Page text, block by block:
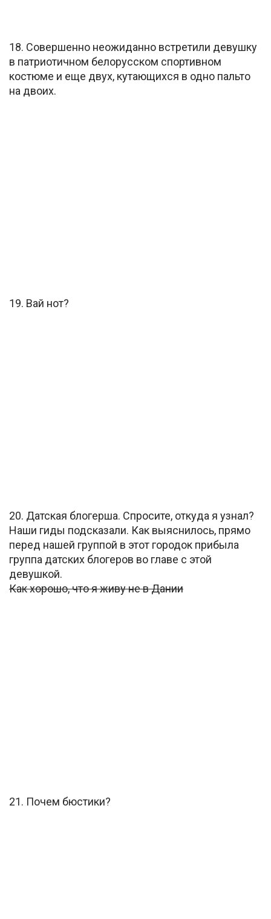
18. Совершенно неожиданно встретили девушку
в патриотичном белорусском спортивном
костюме и еще двух, кутающихся в одно пальто
на двоих.
19. Вай нот?
20. Датская блогерша. Спросите, откуда я узнал?
Наши гиды подсказали. Как выяснилось, прямо
перед нашей группой в этот городок прибыла
группа датских блогеров во главе с этой
девушкой.
Как хорошо, что я живу не в Дании
21. Почем бюстики?